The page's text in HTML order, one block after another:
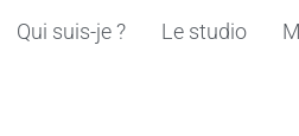
Qui suis-je ? Le studio